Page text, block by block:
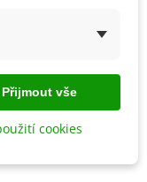
na zeleninu - BoPon -
500 ml
93 Kč
Přijmout vše
cookies